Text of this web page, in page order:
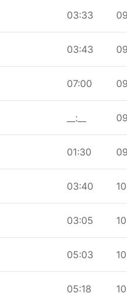
03:33
03:43
07:00
__:__
01:30
03:40
03:05
05:03
05:18